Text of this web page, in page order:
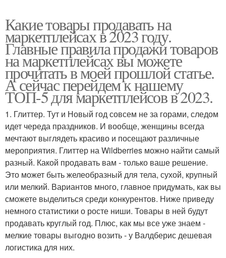
Какие товары продавать на
маркетплейсах в 2023 году.
Главные правила продажи товаров
на маркетплейсах вы можете
прочитать в моей прошлой статье.
А сейчас перейдем к нашему
ТОП-5 для маркетплейсов в 2023.
1. Глиттер. Тут и Новый год совсем не за горами, следом
идет череда праздников. И вообще, женщины всегда
мечтают выглядеть красиво и посещают различные
мероприятия. Глиттер на Wildberries можно найти самый
разный. Какой продавать вам - только ваше решение.
Это может быть желеобразный для тела, сухой, крупный
или мелкий. Вариантов много, главное придумать, как вы
сможете выделиться среди конкурентов. Ниже приведу
немного статистики о росте ниши. Товары в ней будут
продавать круглый год. Плюс, как мы все уже знаем -
мелкие товары выгодно возить - у Валдберис дешевая
логистика для них.